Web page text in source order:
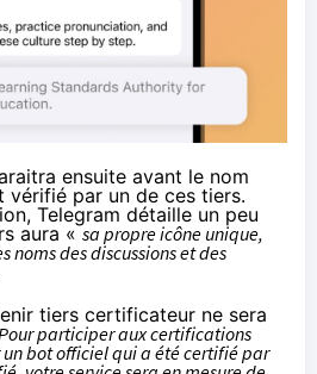
ensuite avant le nom
vérifié par un de ces tiers.
, Telegram détaille un peu
aura «sa propre icône unique,
des discussions et des
tiers certificateur ne sera
participer aux certifications
un bot officiel qui a étécertifié par